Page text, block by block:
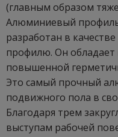
(главным образом
Алюминиевый
разработан в
профилю. Он
повышенной
Это самый прочный
подвижного пола в
Благодаря трем
выступам рабочей